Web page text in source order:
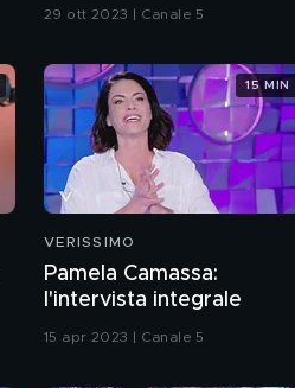
29 ott 2023 | Canale 5
VERISSIMO
Pamela Camassa:
l'intervista integrale
15 apr 2023 | Canale 5
15 MIN